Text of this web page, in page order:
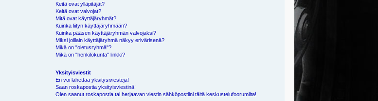
Keitä ovat ylläpitäjät?
Keitä ovat valvojat?
Mitä ovat käyttäjäryhmät?
Kuinka liityn käyttäjäryhmään?
Kuinka pääsen käyttäjäryhmän valvojaksi?
Miksi joillain käyttäjäryhmä näkyy erivärisenä?
Mikä on "oletusryhmä"?
Mikä on "henkilökunta" linkki?
Yksityisviestit
En voi lähettää yksitysiviestejä!
Saan roskapostia yksityisviestinä!
Olen saanut roskapostia tai herjaavan viestin sähköpostiini tältä keskustelufoorumilta!